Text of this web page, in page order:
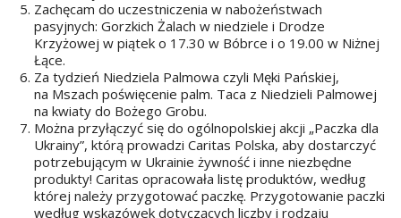
Zachęcam do uczestniczenia w nabożeństwach
pasyjnych: Gorzkich Żalach w niedziele i Drodze
Krzyżowej w piątek o 17.30 w Bóbrce i o 19.00 w Niżnej
Łące.
Za tydzień Niedziela Palmowa czyli Męki Pańskiej,
na Mszach poświęcenie palm. Taca z Niedzieli Palmowej
na kwiaty do Bożego Grobu.
Można przyłączyć się do ogólnopolskiej akcji „Paczka dla
Ukrainy”, którą prowadzi Caritas Polska, aby dostarczyć
potrzebującym w Ukrainie żywność i inne niezbędne
produkty! Caritas opracowała listę produktów, według
której należy przygotować paczkę. Przygotowanie paczki
według wskazówek dotyczących liczby i rodzaju